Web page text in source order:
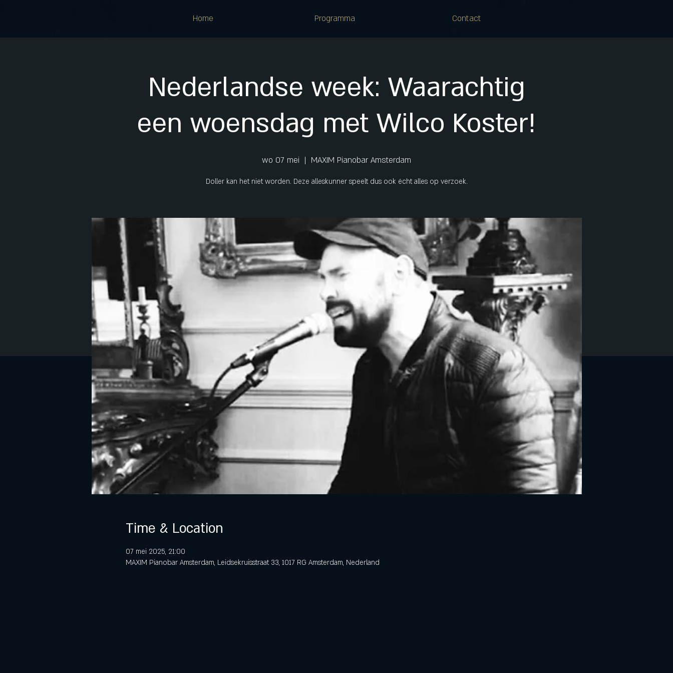
Home Programma Contact
Nederlandse week: Waarachtig
een woensdag met Wilco Koster!
wo 07 mei
  |
MAXIM Pianobar Amsterdam
Doller kan het niet worden. Deze alleskunner speelt dus ook écht alles op verzoek.
Time & Location
07 mei 2025, 21:00
MAXIM Pianobar Amsterdam, Leidsekruisstraat 33, 1017 RG Amsterdam, Nederland